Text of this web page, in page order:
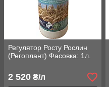
Регулятор Росту Рослин
(Регоплант) Фасовка: 1л.
2 520 ₴/л